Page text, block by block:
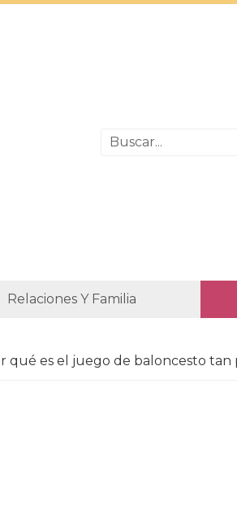
Relaciones Y Familia
qué es el juego de baloncesto tan